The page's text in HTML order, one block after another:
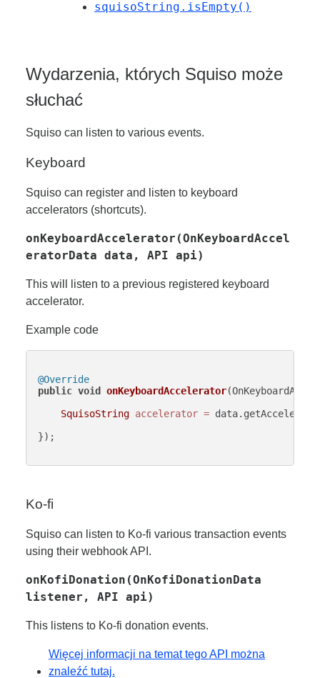
squisoString.isEmpty()
Wydarzenia, których Squiso może
słuchać
Squiso can listen to various events.
Keyboard
Squiso can register and listen to keyboard
accelerators (shortcuts).
onKeyboardAccelerator(OnKeyboardAccel
eratorData data, API api)
This will listen to a previous registered keyboard
accelerator.
Example code
@Override
public void onKeyboardAccelerator
SquisoString accelerator =
});
Ko-fi
Squiso can listen to Ko-fi various transaction events
using their webhook API.
onKofiDonation(OnKofiDonationData
listener, API api)
This listens to Ko-fi donation events.
Więcej informacji na temat tego API można
znaleźć tutaj.